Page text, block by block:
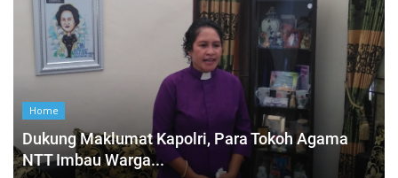
Home
Dukung Maklumat Kapolri, Para Tokoh Agama
NTT Imbau Warga...